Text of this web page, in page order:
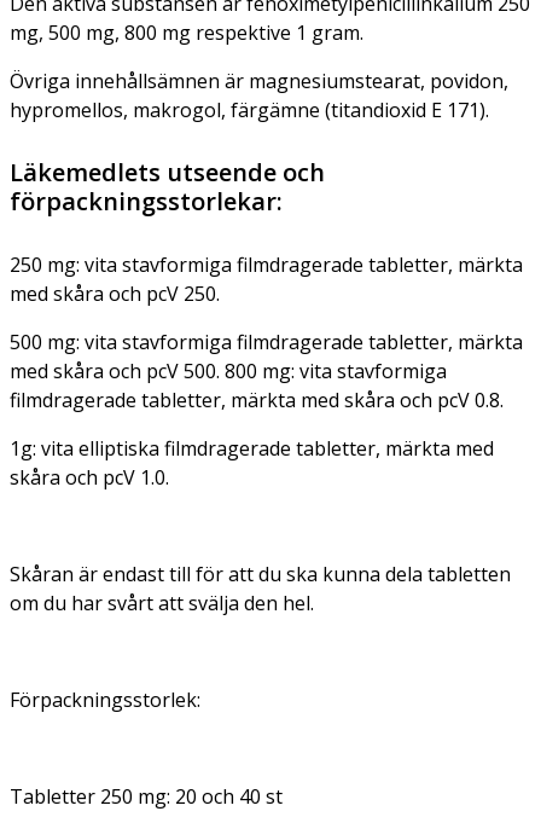
mg, 500 mg, 800 mg respektive 1 gram.
Övriga innehållsämnen är magnesiumstearat, povidon,
hypromellos, makrogol, färgämne (titandioxid E 171).
Läkemedlets utseende och
förpackningsstorlekar:
250 mg: vita stavformiga filmdragerade tabletter, märkta
med skåra och pcV 250.
500 mg: vita stavformiga filmdragerade tabletter, märkta
med skåra och pcV 500. 800 mg: vita stavformiga
filmdragerade tabletter, märkta med skåra och pcV 0.8.
1g: vita elliptiska filmdragerade tabletter, märkta med
skåra och pcV 1.0.
Skåran är endast till för att du ska kunna dela tabletten
om du har svårt att svälja den hel.
Förpackningsstorlek:
Tabletter 250 mg: 20 och 40 st